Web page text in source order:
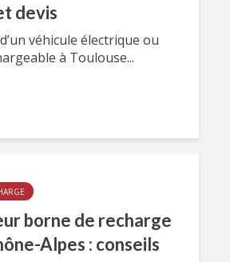
devis
véhicule électrique ou
à Toulouse...
borne de recharge
Alpes : conseils